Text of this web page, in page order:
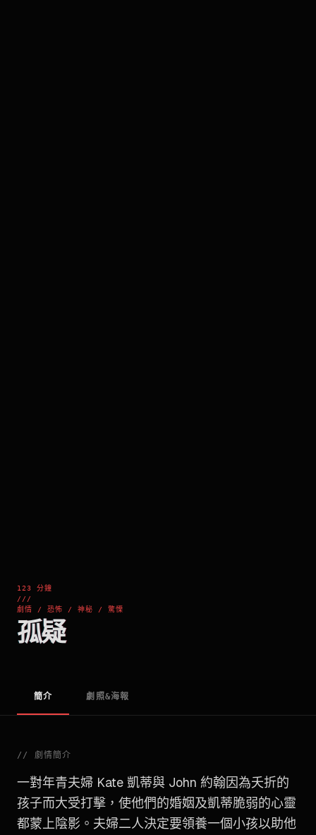
123 分鐘
///
劇情 / 恐怖 / 神秘 / 驚慄
孤疑
簡介 劇照&海報
// 劇情簡介
一對年青夫婦 Kate 凱蒂與 John 約翰因為夭折的
孩子而大受打擊，使他們的婚姻及凱蒂脆弱的心靈
都蒙上陰影。夫婦二人決定要領養一個小孩以助他